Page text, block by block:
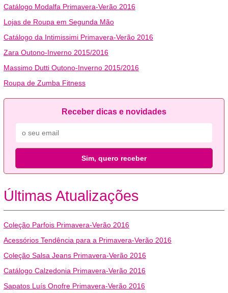
Catálogo Modalfa Primavera-Verão 2016
Lojas de Roupa em Segunda Mão
Catálogo da Intimissimi Primavera-Verão 2016
Zara Outono-Inverno 2015/2016
Massimo Dutti Outono-Inverno 2015/2016
Roupa de Zumba Fitness
Receber dicas e novidades
Sim, quero receber
Últimas Atualizações
Coleção Parfois Primavera-Verão 2016
Acessórios Tendência para a Primavera-Verão 2016
Coleção Salsa Jeans Primavera-Verão 2016
Catálogo Calzedonia Primavera-Verão 2016
Sapatos Luís Onofre Primavera-Verão 2016